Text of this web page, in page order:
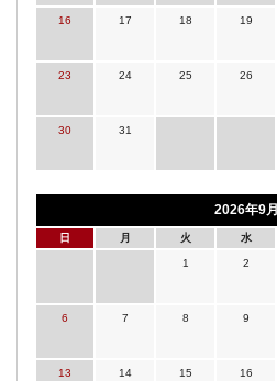
16 17 18 19
23 24 25 26
30 31
2026年9月
日 月 火 水
1 2
6 7 8 9
13 14 15 16